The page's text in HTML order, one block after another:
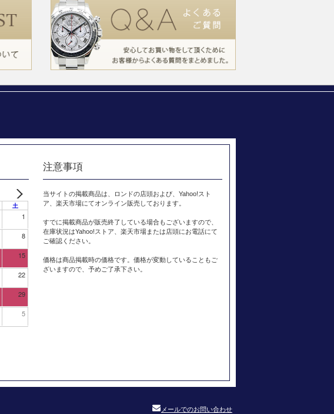
土
1
8
15
22
29
5
注意事項
当サイトの掲載商品は、ロンドの店頭および、Yahoo!スト
ア、楽天市場にてオンライン販売しております。
すでに掲載商品が販売終了している場合もございますので、
在庫状況はYahoo!ストア、楽天市場または店頭にお電話にて
ご確認ください。
価格は商品掲載時の価格です。価格が変動していることもご
ざいますので、予めご了承下さい。
メールでのお問い合わせ